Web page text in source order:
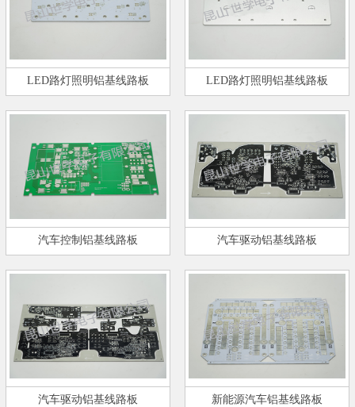
LED路灯照明铝基线路板 LED路灯照明铝基线路板
汽车控制铝基线路板 汽车驱动铝基线路板
汽车驱动铝基线路板 新能源汽车铝基线路板